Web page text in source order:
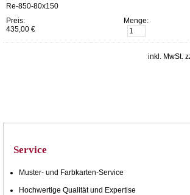
Re-850-80x150
Preis:
435,00 €
Menge:
inkl. MwSt.
Service
Muster- und Farbkarten-Service
Hochwertige Qualität und Expertise